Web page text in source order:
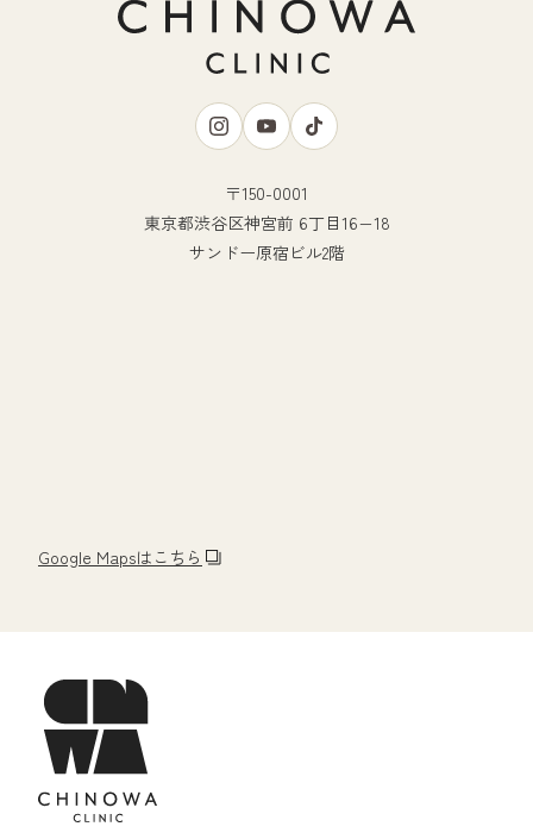
Google Mapsはこちら
〒150-0001
東京都渋谷区神宮前 6丁目16−18
サンドー原宿ビル2階